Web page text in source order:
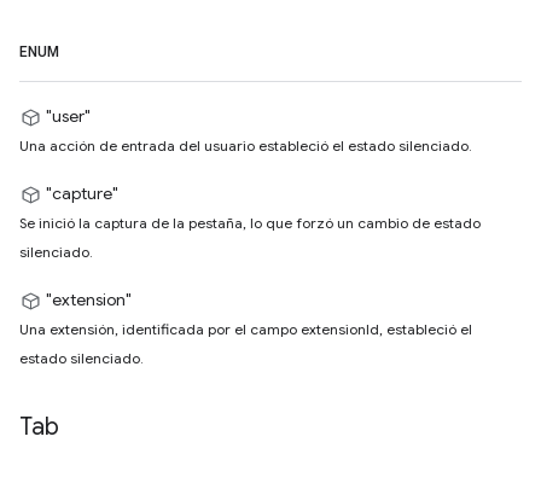
ENUM
"user"
Una acción de entrada del usuario estableció el estado silenciado.
"capture"
Se inició la captura de la pestaña, lo que forzó un cambio de estado
silenciado.
"extension"
Una extensión, identificada por el campo extensionId, estableció el
estado silenciado.
Tab